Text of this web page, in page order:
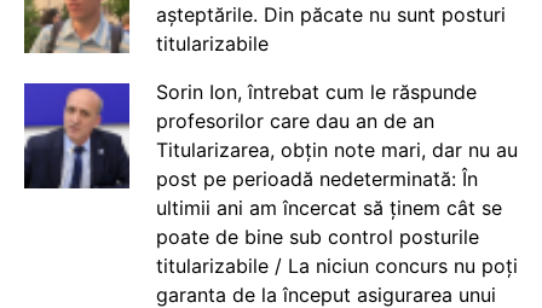
așteptările. Din păcate nu sunt posturi
titularizabile
Sorin Ion, întrebat cum le răspunde
profesorilor care dau an de an
Titularizarea, obțin note mari, dar nu au
post pe perioadă nedeterminată: În
ultimii ani am încercat să ținem cât se
poate de bine sub control posturile
titularizabile / La niciun concurs nu poți
garanta de la început asigurarea unui